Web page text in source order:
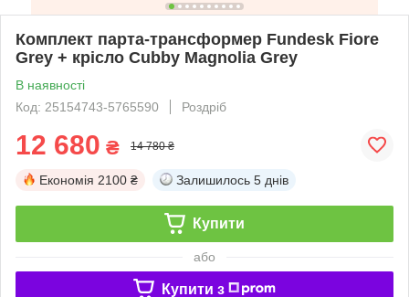
Комплект парта-трансформер Fundesk Fiore
Grey + крісло Cubby Magnolia Grey
В наявності
Код: 25154743-5765590
Роздріб
12 680 ₴ 14 780 ₴
Економія 2100 ₴ Залишилось 5 днів
Купити
або
Купити з